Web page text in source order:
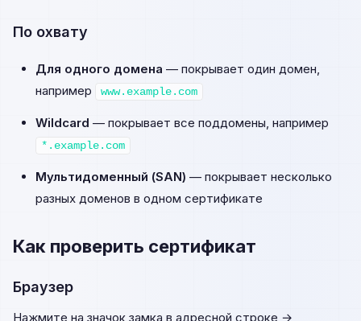
По охвату
Для одного домена — покрывает один домен,
например
www.example.com
Wildcard — покрывает все поддомены, например
*.example.com
Мультидоменный (SAN) — покрывает несколько
разных доменов в одном сертификате
Как проверить сертификат
Браузер
Нажмите на значок замка в адресной строке →